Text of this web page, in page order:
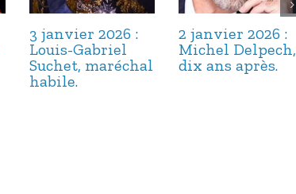
3 janvier 2026 :
Louis-Gabriel
Suchet, maréchal
habile.
2 janvier 2026 :
Michel Delpech,
dix ans après.